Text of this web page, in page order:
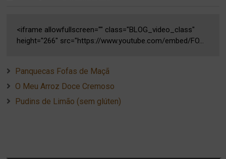
<iframe allowfullscreen="" class="BLOG_video_class"
height="266" src="https://www.youtube.com/embed/FO...
Panquecas Fofas de Maçã
O Meu Arroz Doce Cremoso
Pudins de Limão (sem glúten)